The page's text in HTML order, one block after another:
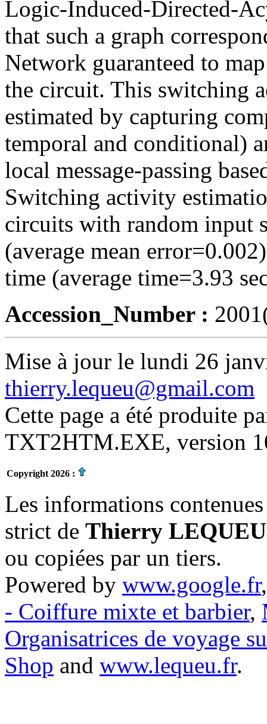
Logic-Induced-Directed-
that such a graph
Network guaranteed to
the circuit. This switching
estimated by capturing
temporal and conditional)
local message-passing
Switching activity
circuits with random input
(average mean
time (average time=3.93
Accession_Number :
Mise à jour le lundi 26
thierry.lequeu@gmail.com
Cette page a été produite
TXT2HTM.EXE, version
Copyright 2026 :
Les informations
strict de Thierry LEQUEU
ou copiées par un tiers.
Powered by www.google.fr
- Coiffure mixte et barbier,
Organisatrices de voyage
Shop and www.lequeu.fr.